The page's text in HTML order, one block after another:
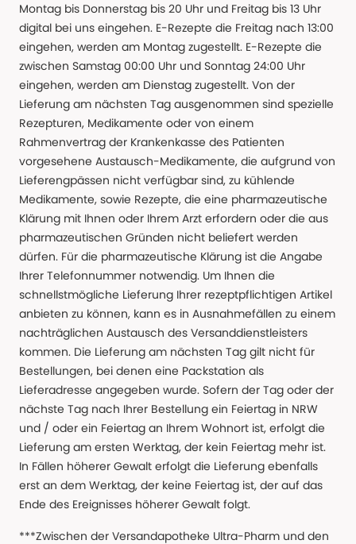
Montag bis Donnerstag bis 20 Uhr und Freitag bis 13 Uhr
digital bei uns eingehen. E-Rezepte die Freitag nach 13:00
eingehen, werden am Montag zugestellt. E-Rezepte die
zwischen Samstag 00:00 Uhr und Sonntag 24:00 Uhr
eingehen, werden am Dienstag zugestellt. Von der
Lieferung am nächsten Tag ausgenommen sind spezielle
Rezepturen, Medikamente oder von einem
Rahmenvertrag der Krankenkasse des Patienten
vorgesehene Austausch-Medikamente, die aufgrund von
Lieferengpässen nicht verfügbar sind, zu kühlende
Medikamente, sowie Rezepte, die eine pharmazeutische
Klärung mit Ihnen oder Ihrem Arzt erfordern oder die aus
pharmazeutischen Gründen nicht beliefert werden
dürfen. Für die pharmazeutische Klärung ist die Angabe
Ihrer Telefonnummer notwendig. Um Ihnen die
schnellstmögliche Lieferung Ihrer rezeptpflichtigen Artikel
anbieten zu können, kann es in Ausnahmefällen zu einem
nachträglichen Austausch des Versanddienstleisters
kommen. Die Lieferung am nächsten Tag gilt nicht für
Bestellungen, bei denen eine Packstation als
Lieferadresse angegeben wurde. Sofern der Tag oder der
nächste Tag nach Ihrer Bestellung ein Feiertag in NRW
und / oder ein Feiertag an Ihrem Wohnort ist, erfolgt die
Lieferung am ersten Werktag, der kein Feiertag mehr ist.
In Fällen höherer Gewalt erfolgt die Lieferung ebenfalls
erst an dem Werktag, der keine Feiertag ist, der auf das
Ende des Ereignisses höherer Gewalt folgt.
***Zwischen der Versandapotheke Ultra-Pharm und den